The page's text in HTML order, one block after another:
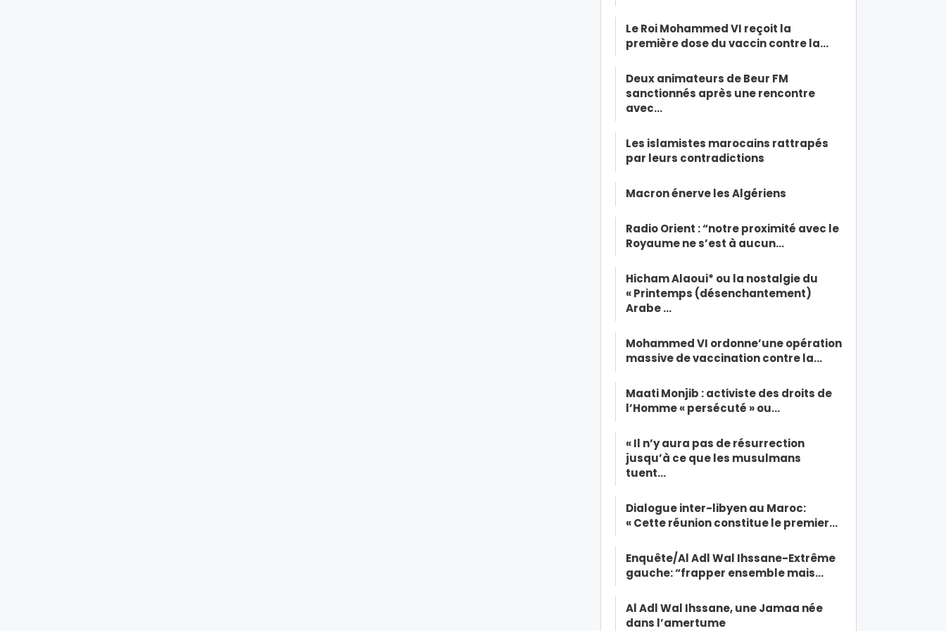
Le Roi Mohammed VI reçoit la
première dose du vaccin contre la…
Deux animateurs de Beur FM
sanctionnés après une rencontre
avec…
Les islamistes marocains rattrapés
par leurs contradictions
Macron énerve les Algériens
Radio Orient : “notre proximité avec le
Royaume ne s’est à aucun…
Hicham Alaoui* ou la nostalgie du
« Printemps (désenchantement)
Arabe …
Mohammed VI ordonne’une opération
massive de vaccination contre la…
Maati Monjib : activiste des droits de
l’Homme « persécuté » ou…
« Il n’y aura pas de résurrection
jusqu’à ce que les musulmans
tuent…
Dialogue inter-libyen au Maroc:
« Cette réunion constitue le premier…
Enquête/Al Adl Wal Ihssane-Extrême
gauche: “frapper ensemble mais…
Al Adl Wal Ihssane, une Jamaa née
dans l’amertume